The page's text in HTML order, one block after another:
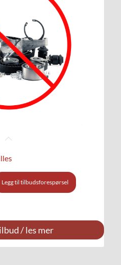
Legg til tilbudsforespørsel
/ les mer